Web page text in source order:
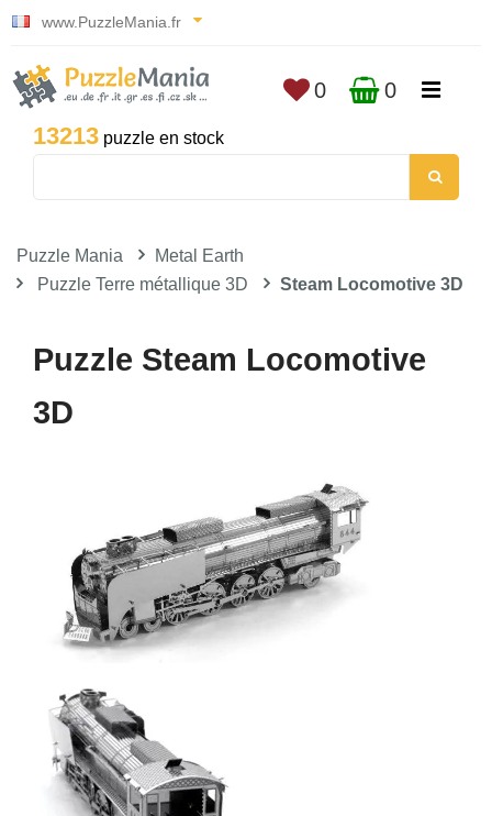
www.PuzzleMania.fr
13213 puzzle en stock
0 0
Puzzle Mania
Metal Earth
Puzzle Terre métallique 3D
Steam Locomotive 3D
Puzzle Steam Locomotive
3D